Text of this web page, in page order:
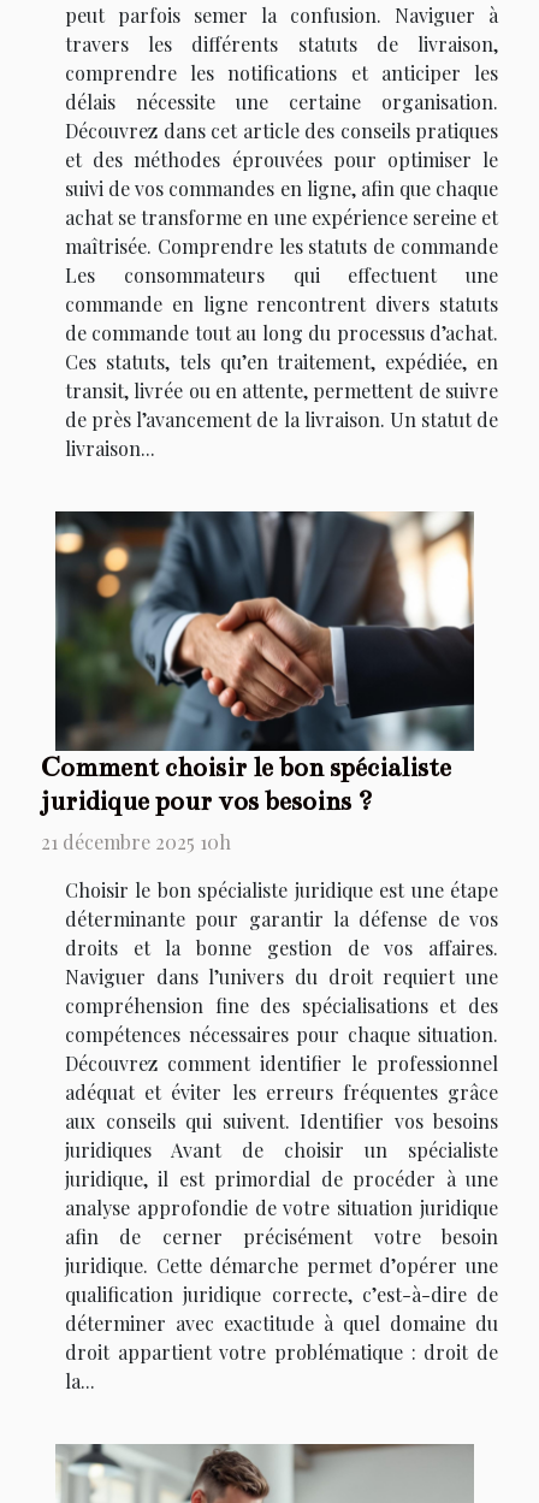
peut parfois semer la confusion. Naviguer à
travers les différents statuts de livraison,
comprendre les notifications et anticiper les
délais nécessite une certaine organisation.
Découvrez dans cet article des conseils pratiques
et des méthodes éprouvées pour optimiser le
suivi de vos commandes en ligne, afin que chaque
achat se transforme en une expérience sereine et
maîtrisée. Comprendre les statuts de commande
Les consommateurs qui effectuent une
commande en ligne rencontrent divers statuts
de commande tout au long du processus d’achat.
Ces statuts, tels qu’en traitement, expédiée, en
transit, livrée ou en attente, permettent de suivre
de près l’avancement de la livraison. Un statut de
livraison...
Comment choisir le bon spécialiste
juridique pour vos besoins ?
21 décembre 2025 10h
Choisir le bon spécialiste juridique est une étape
déterminante pour garantir la défense de vos
droits et la bonne gestion de vos affaires.
Naviguer dans l’univers du droit requiert une
compréhension fine des spécialisations et des
compétences nécessaires pour chaque situation.
Découvrez comment identifier le professionnel
adéquat et éviter les erreurs fréquentes grâce
aux conseils qui suivent. Identifier vos besoins
juridiques Avant de choisir un spécialiste
juridique, il est primordial de procéder à une
analyse approfondie de votre situation juridique
afin de cerner précisément votre besoin
juridique. Cette démarche permet d’opérer une
qualification juridique correcte, c’est-à-dire de
déterminer avec exactitude à quel domaine du
droit appartient votre problématique : droit de
la...